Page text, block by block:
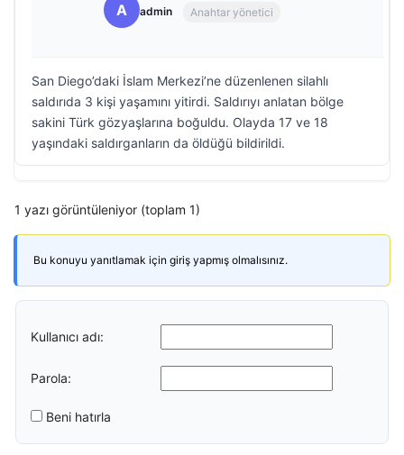
A admin Anahtar yönetici
San Diego’daki İslam Merkezi’ne düzenlenen silahlı
saldırıda 3 kişi yaşamını yitirdi. Saldırıyı anlatan bölge
sakini Türk gözyaşlarına boğuldu. Olayda 17 ve 18
yaşındaki saldırganların da öldüğü bildirildi.
1 yazı görüntüleniyor (toplam 1)
Bu konuyu yanıtlamak için giriş yapmış olmalısınız.
Kullanıcı adı:
Parola:
Beni hatırla